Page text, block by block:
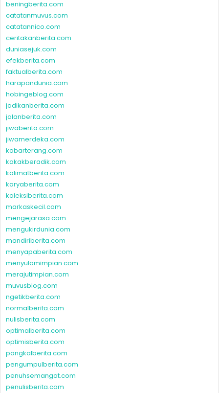
beningberita.com
catatanmuvus.com
catatannico.com
ceritakanberita.com
duniasejuk.com
efekberita.com
faktualberita.com
harapandunia.com
hobingeblog.com
jadikanberita.com
jalanberita.com
jiwaberita.com
jiwamerdeka.com
kabarterang.com
kakakberadik.com
kalimatberita.com
karyaberita.com
koleksiberita.com
markaskecil.com
mengejarasa.com
mengukirdunia.com
mandiriberita.com
menyapaberita.com
menyulamimpian.com
merajutimpian.com
muvusblog.com
ngetikberita.com
normalberita.com
nulisberita.com
optimalberita.com
optimisberita.com
pangkalberita.com
pengumpulberita.com
penuhsemangat.com
penulisberita.com